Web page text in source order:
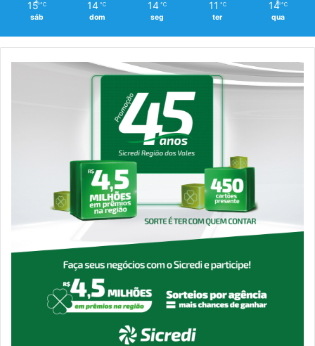
15 ℃
sáb
14 ℃
dom
14 ℃
seg
11 ℃
ter
14 ℃
qua